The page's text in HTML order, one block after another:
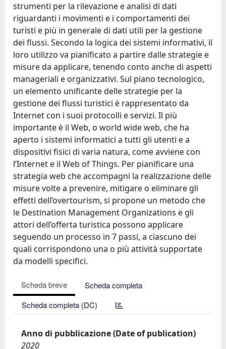
strumenti per la rilevazione e analisi di dati
riguardanti i movimenti e i comportamenti dei
turisti e più in generale di dati utili per la gestione
dei flussi. Secondo la logica dei sistemi informativi, il
loro utilizzo va pianificato a partire dalle strategie e
misure da applicare, tenendo conto anche di aspetti
manageriali e organizzativi. Sul piano tecnologico,
un elemento unificante delle strategie per la
gestione dei flussi turistici è rappresentato da
Internet con i suoi protocolli e servizi. Il più
importante è il Web, o world wide web, che ha
aperto i sistemi informatici a tutti gli utenti e a
dispositivi fisici di varia natura, come avviene con
l’Internet e il Web of Things. Per pianificare una
strategia web che accompagni la realizzazione delle
misure volte a prevenire, mitigare o eliminare gli
effetti dell’overtourism, si propone un metodo che
le Destination Management Organizations e gli
attori dell’offerta turistica possono applicare
seguendo un processo in 7 passi, a ciascuno dei
quali corrispondono una o più attività supportate
da modelli specifici.
Scheda breve
Scheda completa
Scheda completa (DC)
Anno di pubblicazione (Date of publication)
2020